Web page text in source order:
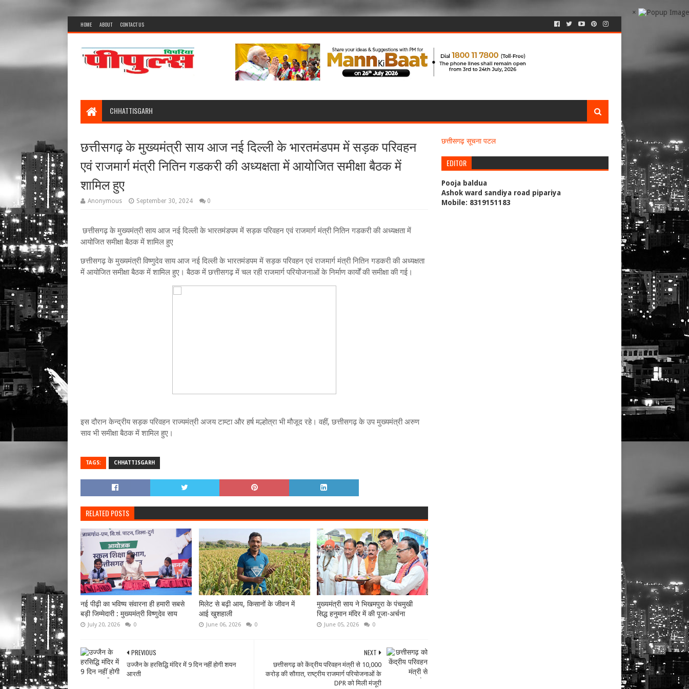
×
HOME ABOUT CONTACT US
CHHATTISGARH
छत्तीसगढ़ के मुख्यमंत्री साय आज नई दिल्ली के भारतमंडपम में सड़क परिवहन
एवं राजमार्ग मंत्री नितिन गडकरी की अध्यक्षता में आयोजित समीक्षा बैठक में
शामिल हुए
Anonymous September 30, 2024 0
छत्तीसगढ़ के मुख्यमंत्री साय आज नई दिल्ली के भारतमंडपम में सड़क परिवहन एवं राजमार्ग मंत्री नितिन गडकरी की अध्यक्षता में
आयोजित समीक्षा बैठक में शामिल हुए
छत्तीसगढ़ के मुख्यमंत्री विष्णुदेव साय आज नई दिल्ली के भारतमंडपम में सड़क परिवहन एवं राजमार्ग मंत्री नितिन गडकरी की अध्यक्षता
में आयोजित समीक्षा बैठक में शामिल हुए। बैठक में छत्तीसगढ़ में चल रही राजमार्ग परियोजनाओं के निर्माण कार्यों की समीक्षा की गई।
इस दौरान केन्द्रीय सड़क परिवहन राज्यमंत्री अजय टाम्टा और हर्ष मल्होत्रा भी मौजूद रहे। वहीं, छत्तीसगढ़ के उप मुख्यमंत्री अरुण
साव भी समीक्षा बैठक में शामिल हुए।
TAGS: CHHATTISGARH
RELATED POSTS
नई पीढ़ी का भविष्य संवारना ही हमारी सबसे
बड़ी जिम्मेदारी : मुख्यमंत्री विष्णुदेव साय
July 20, 2026 0
मिलेट से बढ़ी आय, किसानों के जीवन में
आई खुशहाली
June 06, 2026 0
मुख्यमंत्री साय ने भिखमपुरा के पंचमुखी
सिद्ध हनुमान मंदिर में की पूजा-अर्चना
June 05, 2026 0
NEXT
छत्तीसगढ़ को केंद्रीय परिवहन मंत्री से 10,000
करोड़ की सौग़ात, राष्ट्रीय राजमार्ग परियोजनाओं के
DPR को मिली मंजूरी
PREVIOUS
उज्जैन के हरसिद्धि मंदिर में 9 दिन नहीं होगी शयन
आरती
छत्तीसगढ़ सूचना पटल
EDITOR
Pooja baldua
Ashok ward sandiya road pipariya
Mobile: 8319151183